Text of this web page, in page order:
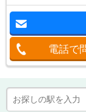
電話で